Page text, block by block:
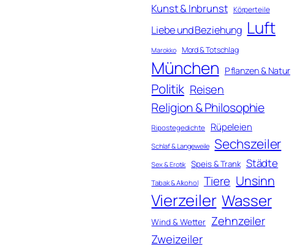
Kunst & Inbrunst Körperteile
Liebe und Beziehung Luft
Marokko Mord & Totschlag
München Pflanzen & Natur
Politik Reisen
Religion & Philosophie
Ripostegedichte Rüpeleien
Schlaf & Langeweile Sechszeiler
Sex & Erotik Speis & Trank Städte
Tabak & Alkohol Tiere Unsinn
Vierzeiler Wasser
Wind & Wetter Zehnzeiler
Zweizeiler